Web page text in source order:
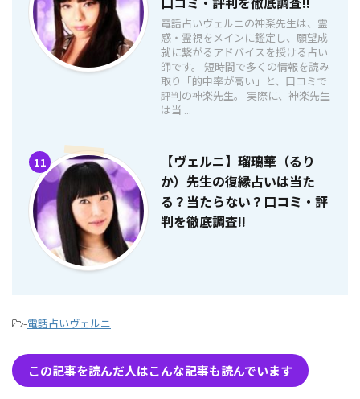
電話占いヴェルニの神楽先生は、霊
感・霊視をメインに鑑定し、願望成
就に繋がるアドバイスを授ける占い
師です。 短時間で多くの情報を読み
取り「的中率が高い」と、口コミで
評判の神楽先生。 実際に、神楽先生
は当 ...
11
【ヴェルニ】瑠璃華（るり
か）先生の復縁占いは当た
る？当たらない？口コミ・評
判を徹底調査!!
-電話占いヴェルニ
この記事を読んだ人はこんな記事も読んでいます